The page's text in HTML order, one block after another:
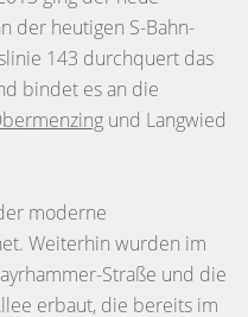
der heutigen S-Bahn-
143 durchquert das
bindet es an die
und Langwied
moderne
Weiterhin wurden im
Straße und die
erbaut, die bereits im